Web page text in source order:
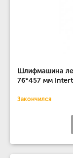
Шлифмашина
76*457 мм
Закончился